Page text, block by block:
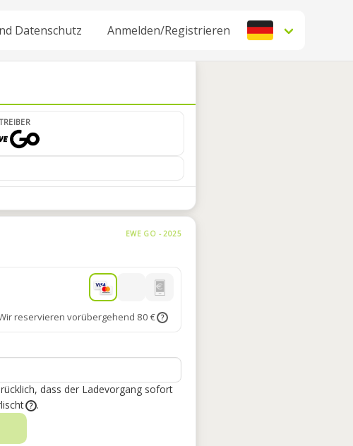
Datenschutz Anmelden/Registrieren
EWE GO - 2025
reservieren vorübergehend 80 € ?
dass der Ladevorgang sofort
? .